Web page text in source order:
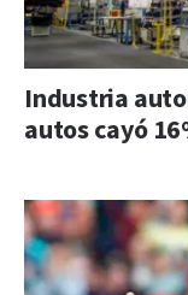
Industria
autos cayó